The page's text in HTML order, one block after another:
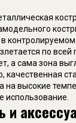
контролируемом
по
а сама зона
качественная
на высокие
использование.
и